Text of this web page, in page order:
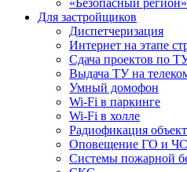
Для застройщиков
Диспетчеризация
Интернет на этапе
Сдача проектов по
Выдача ТУ на
Умный домофон
Wi-Fi в паркинге
Wi-Fi в холле
Радиофикация
Оповещение ГО и ЧС
Системы пожарной